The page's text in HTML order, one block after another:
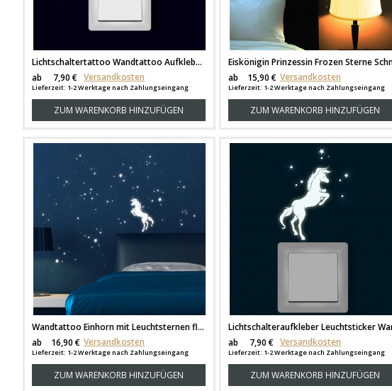
Lichtschaltertattoo Wandtattoo Aufkleber Fee Elfe mit Sternen fluoreszierend M1996
ab
7,90 € Versandkosten
Lieferzeit: 1-2 Werktage nach Zahlungseingang
ZUM WARENKORB HINZUFÜGEN
ab
15,90 € Versandkosten
Lieferzeit: 1-2 Werktage nach Zahlungseingang
ZUM WARENKORB HINZUFÜGEN
Wandtattoo Einhorn mit Leuchtsternen fluoreszierend M1293
ab
16,90 € Versandkosten
Lieferzeit: 1-2 Werktage nach Zahlungseingang
ZUM WARENKORB HINZUFÜGEN
ab
7,90 € Versandkosten
Lieferzeit: 1-2 Werktage nach Zahlungseingang
ZUM WARENKORB HINZUFÜGEN